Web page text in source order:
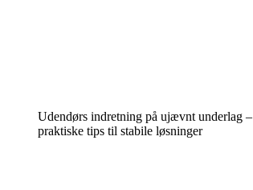
Udendørs indretning på ujævnt underlag –
praktiske tips til stabile løsninger